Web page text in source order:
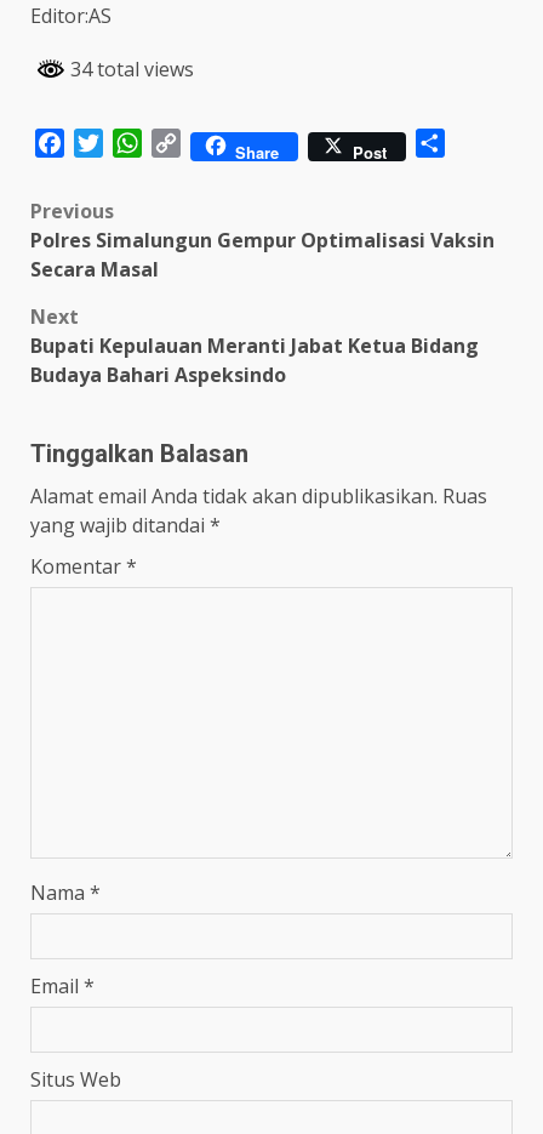
Editor:AS
34 total views
FacebookTwitterWhatsApp
Copy Share Post
Post
navigation
Previous
Polres Simalungun Gempur Optimalisasi Vaksin
Secara Masal
Next
Bupati Kepulauan Meranti Jabat Ketua Bidang
Budaya Bahari Aspeksindo
Tinggalkan Balasan
Alamat email Anda tidak akan dipublikasikan. Ruas
yang wajib ditandai *
Komentar*
Nama *
Email *
Situs Web